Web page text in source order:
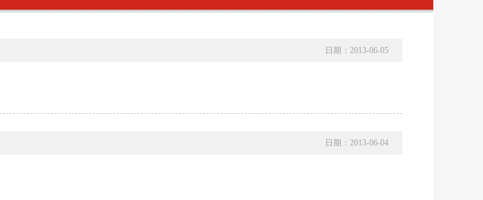
日期：2013-06-05
日期：2013-06-04